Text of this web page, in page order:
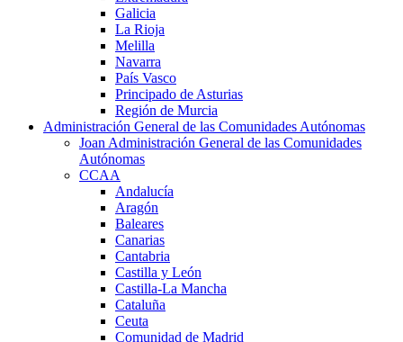
Galicia
La Rioja
Melilla
Navarra
País Vasco
Principado de Asturias
Región de Murcia
Administración General de las Comunidades Autónomas
Joan Administración General de las Comunidades
Autónomas
CCAA
Andalucía
Aragón
Baleares
Canarias
Cantabria
Castilla y León
Castilla-La Mancha
Cataluña
Ceuta
Comunidad de Madrid